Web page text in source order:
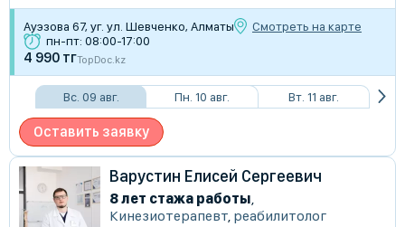
Ауэзова 67, уг. ул. Шевченко, Алматы
Смотреть на карте
пн-пт: 08:00-17:00
4 990 тгTopDoc.kz
Вс. 09 авг. Пн. 10 авг. Вт. 11 авг.
Оставить заявку
Варустин Елисей Сергеевич
8 лет стажа работы
Кинезиотерапевт реабилитолог